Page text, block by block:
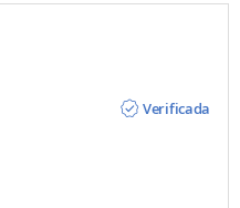
Verificada